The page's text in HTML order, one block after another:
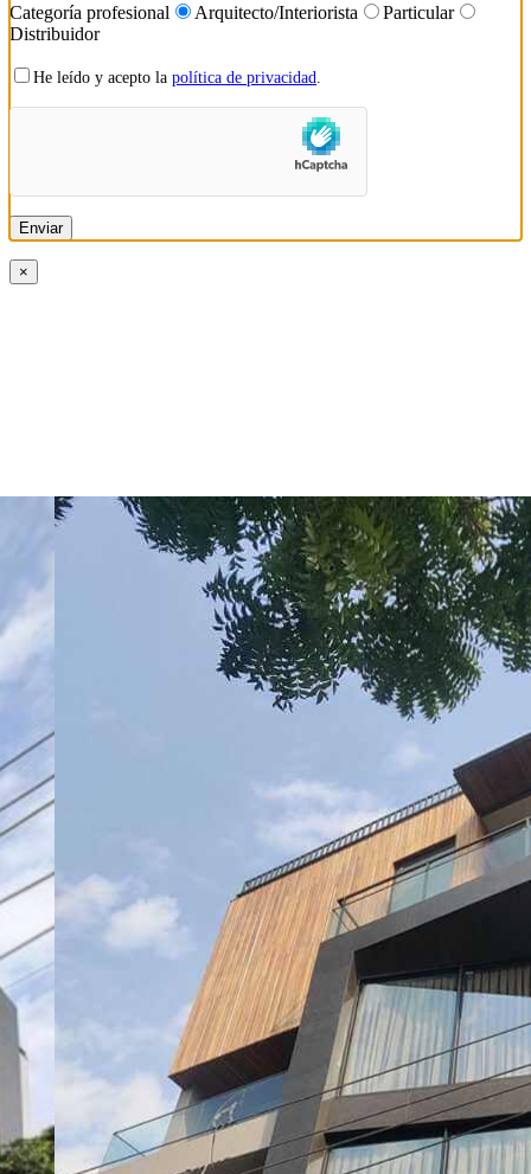
VIVIENDA
UNIFAMILIAR
DELHI, INDIA
Categoría profesional Arquitecto/Interiorista
Particular
Distribuidor
He leído y acepto la política de privacidad
×